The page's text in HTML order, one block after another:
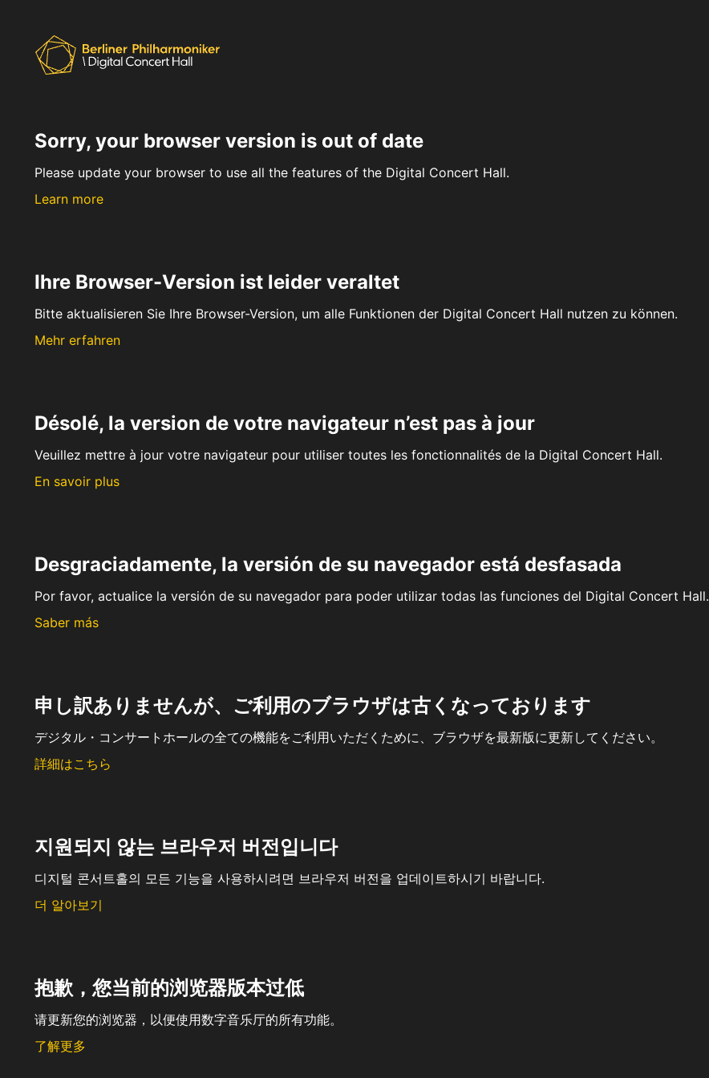
Sorry, your browser version is out of date
Please update your browser to use all the features of the Digital Concert Hall.
Learn more
Ihre Browser-Version ist leider veraltet
Bitte aktualisieren Sie Ihre Browser-Version, um alle Funktionen der Digital Concert Hall nutzen zu können.
Mehr erfahren
Désolé, la version de votre navigateur n’est pas à jour
Veuillez mettre à jour votre navigateur pour utiliser toutes les fonctionnalités de la Digital Concert Hall.
En savoir plus
Desgraciadamente, la versión de su navegador está desfasada
Por favor, actualice la versión de su navegador para poder utilizar todas las funciones del Digital Concert Hall.
Saber más
申し訳ありませんが、ご利用のブラウザは古くなっております
デジタル・コンサートホールの全ての機能をご利用いただくために、ブラウザを最新版に更新してください。
詳細はこちら
지원되지 않는 브라우저 버전입니다
디지털 콘서트홀의 모든 기능을 사용하시려면 브라우저 버전을 업데이트하시기 바랍니다.
더 알아보기
抱歉，您当前的浏览器版本过低
请更新您的浏览器，以便使用数字音乐厅的所有功能。
了解更多